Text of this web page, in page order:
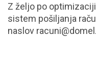
Z željo po
sistem pošiljanja
naslov